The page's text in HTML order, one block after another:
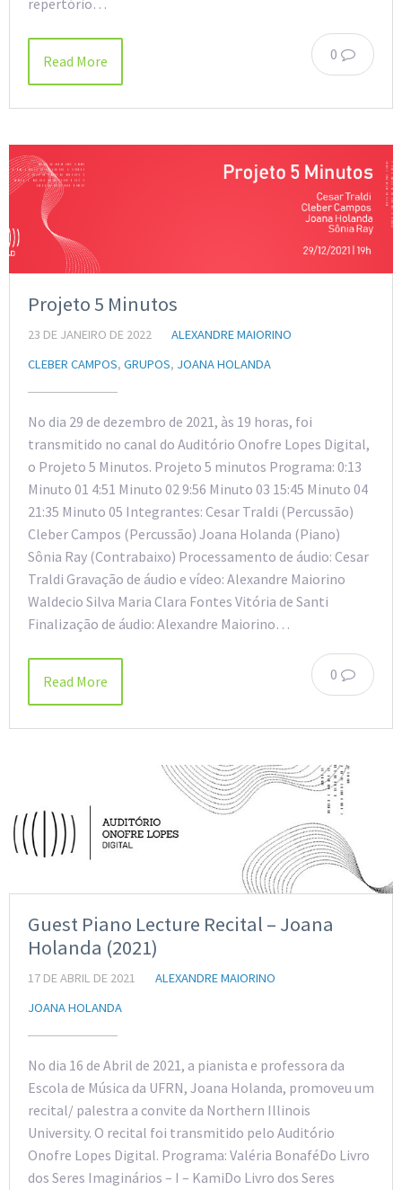
repertório…
0
Read More
Projeto 5 Minutos
23 DE JANEIRO DE 2022
ALEXANDRE MAIORINO
CLEBER CAMPOS, GRUPOS, JOANA HOLANDA
No dia 29 de dezembro de 2021, às 19 horas, foi
transmitido no canal do Auditório Onofre Lopes Digital,
o Projeto 5 Minutos. Projeto 5 minutos Programa: 0:13
Minuto 01 4:51 Minuto 02 9:56 Minuto 03 15:45 Minuto 04
21:35 Minuto 05 Integrantes: Cesar Traldi (Percussão)
Cleber Campos (Percussão) Joana Holanda (Piano)
Sônia Ray (Contrabaixo) Processamento de áudio: Cesar
Traldi Gravação de áudio e vídeo: Alexandre Maiorino
Waldecio Silva Maria Clara Fontes Vitória de Santi
Finalização de áudio: Alexandre Maiorino…
0
Read More
Guest Piano Lecture Recital – Joana
Holanda (2021)
17 DE ABRIL DE 2021
ALEXANDRE MAIORINO
JOANA HOLANDA
No dia 16 de Abril de 2021, a pianista e professora da
Escola de Música da UFRN, Joana Holanda, promoveu um
recital/ palestra a convite da Northern Illinois
University. O recital foi transmitido pelo Auditório
Onofre Lopes Digital. Programa: Valéria BonaféDo Livro
dos Seres Imaginários – I – KamiDo Livro dos Seres